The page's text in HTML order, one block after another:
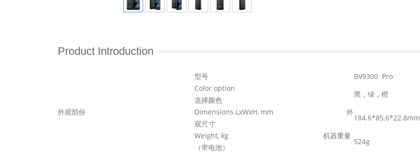
Product Introduction
外观部份
型号
BV9300 Pro
Color option
选择颜色
黑，绿，橙
Dimensions LxWxH, mm 外
观尺寸
184.6*85.6*22.8mm
Weight, kg 机器重量
（带电池）
524g